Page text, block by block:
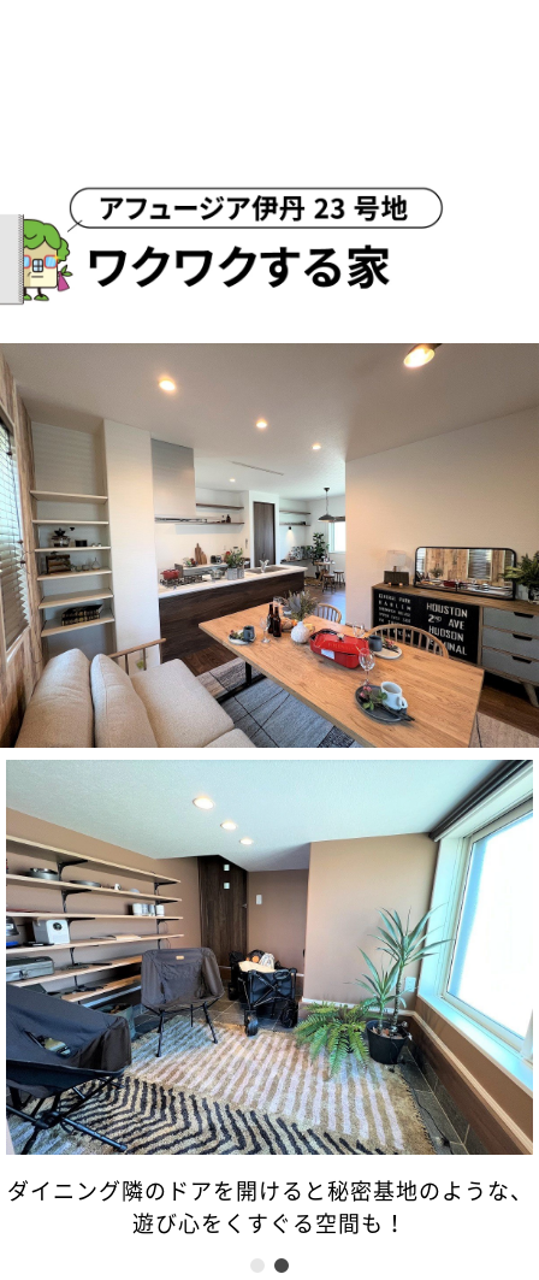
ダイニング隣のドアを開けると秘密基地のような、
遊び心をくすぐる空間も！